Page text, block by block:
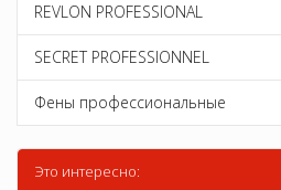
REVLON PROFESSIONAL
SECRET PROFESSIONNEL
Фены профессиональные
Это интересно: